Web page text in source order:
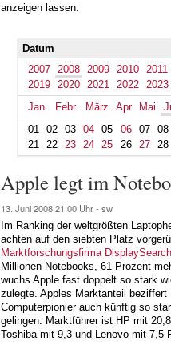
anzeigen lassen.
Datum
2007
2008 2009 2010
2011
2019
2020 2021 2022
2023
Jan.
Febr. März Apr Mai
01
02 03 04 05 06 07
08
21
22 23 24 25 26 27 28
Apple legt im
13. Juni 200821:00 Uhr - sw
Im Ranking der weltgrößten
achten auf den siebten Platz
Marktforschungsfirma DisplaySearch
Millionen Notebooks, 61 Prozent
wuchs Apple fast doppelt so stark
zulegte. Apples Marktanteil
Computerpionier auch künftig so
gelingen. Marktführer ist HP mit
Toshiba mit 9,3 und Lenovo mit 7,5